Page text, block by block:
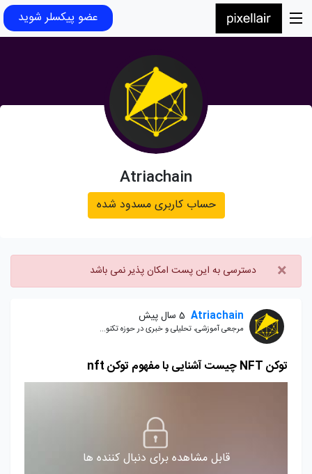
عضو پیکسلر شوید
Atriachain
حساب کاربری مسدود شده
× دسترسی به این پست امکان پذیر نمی باشد
Atriachain 5 سال پیش
مرجعی آموزشی، تحلیلی و خبری در حوزه تکنو...
توکن NFT چیست آشنایی با مفهوم توکن nft
قابل مشاهده برای دنبال کننده ها